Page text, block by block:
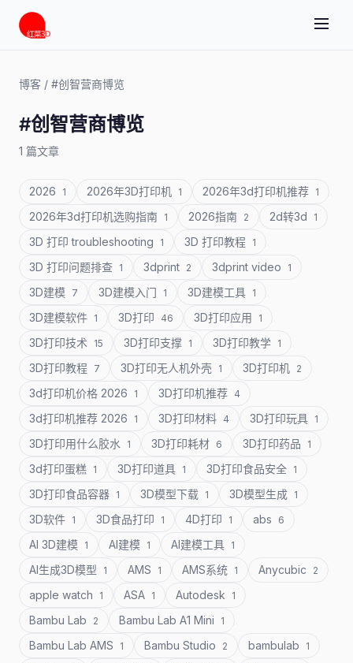
博客 / #创智营商博览
#创智营商博览
1 篇文章
2026 1 2026年3D打印机 1 2026年3d打印机推荐 1
2026年3d打印机选购指南 1 2026指南 2 2d转3d 1
3D 打印 troubleshooting 1 3D 打印教程 1
3D 打印问题排查 1 3dprint 2 3dprint video 1
3D建模 7 3D建模入门 1 3D建模工具 1
3D建模软件 1 3D打印 46 3D打印应用 1
3D打印技术 15 3D打印支撑 1 3D打印教学 1
3D打印教程 7 3D打印无人机外壳 1 3D打印机 2
3d打印机价格 2026 1 3D打印机推荐 4
3d打印机推荐 2026 1 3D打印材料 4 3D打印玩具 1
3D打印用什么胶水 1 3D打印耗材 6 3D打印药品 1
3d打印蛋糕 1 3D打印道具 1 3D打印食品安全 1
3D打印食品容器 1 3D模型下载 1 3D模型生成 1
3D软件 1 3D食品打印 1 4D打印 1 abs 6
AI 3D建模 1 AI建模 1 AI建模工具 1
AI生成3D模型 1 AMS 1 AMS系统 1 Anycubic 2
apple watch 1 ASA 1 Autodesk 1
Bambu Lab 2 Bambu Lab A1 Mini 1
Bambu Lab AMS 1 Bambu Studio 2 bambulab 1